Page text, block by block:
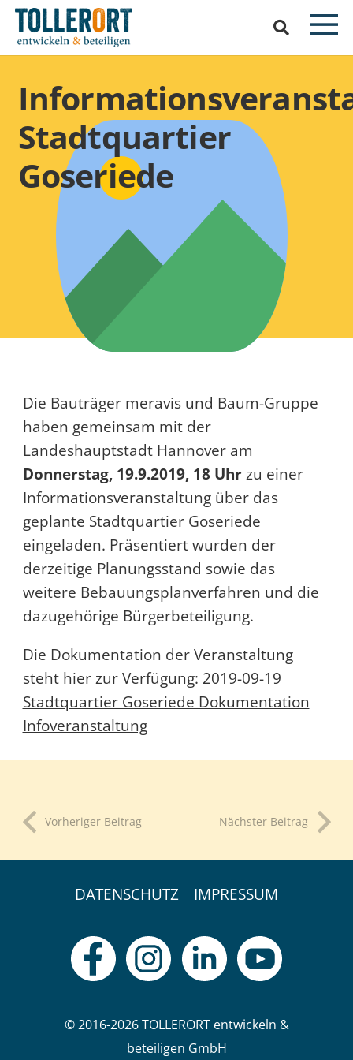
Stadtquartier
Goseriede
Die Bauträger meravis und Baum-Gruppe
haben gemeinsam mit der
Landeshauptstadt Hannover am
Donnerstag, 19.9.2019, 18 Uhrzu einer
Informationsveranstaltung über das
geplante Stadtquartier Goseriede
eingeladen. Präsentiert wurden der
derzeitige Planungsstand sowie das
weitere Bebauungsplanverfahren und die
dazugehörige Bürgerbeteiligung.
Die Dokumentation der Veranstaltung
steht hier zur Verfügung: 2019-09-19
Stadtquartier Goseriede Dokumentation
Infoveranstaltung
Vorheriger Beitrag Nächster Beitrag
DATENSCHUTZ IMPRESSUM
© 2016-2026 TOLLERORT entwickeln &
beteiligen GmbH